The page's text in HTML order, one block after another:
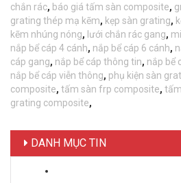
chắn rác, báo giá tấm sàn composite,
grating thép mạ kẽm, kẹp sàn grating,
kẽm nhúng nóng, lưới chắn rác gang,
nắp bể cáp 4 cánh, nắp bể cáp 6 cánh,
cáp gang, nắp bể cáp thông tin, nắp bể
nắp bể cáp viễn thông, phụ kiện sàn
composite, tấm sàn frp composite,
grating composite,
DANH MỤC TIN